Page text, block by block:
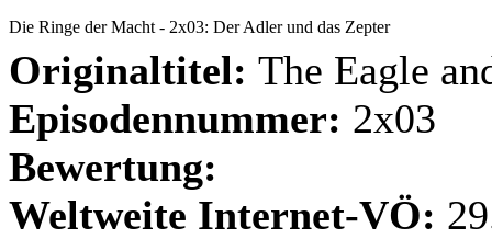
Die Ringe der Macht - 2x03: Der Adler und das Zepter
Originaltitel: The Eagle
Episodennummer: 2x03
Bewertung:
Weltweite Internet-VÖ: